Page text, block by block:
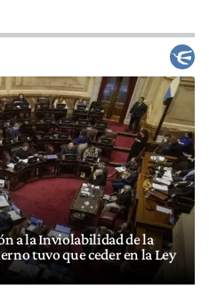
a la Inviolabilidad de la
tuvo que ceder en la Ley